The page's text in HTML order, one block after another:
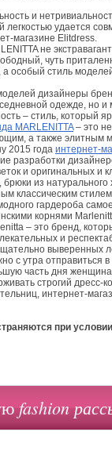
и
легкостью удается
магазине Elitdress.
не
чуть
особый стиль
дизайнеры
одежде, но
– стиль, который
MARLENITTA– это
а также элитным
2015 года интернет-
разработки
и оригинальных и
из
классическим
гардероба
корнями
– это бренд,
и
выверенных
с утра отправиться
часть дня
строгий дресс-
интернет-
при
fashion